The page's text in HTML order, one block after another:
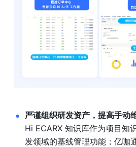
严谨组织研发资产，提高手动
Hi ECARX 知识库作为项目知
发领域的基线管理功能；亿咖